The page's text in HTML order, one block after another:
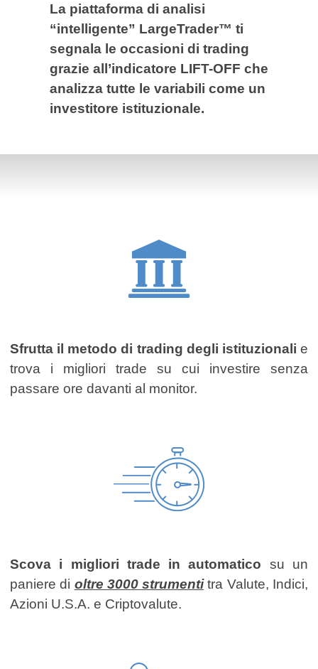
La piattaforma di analisi
“intelligente” LargeTrader™ ti
segnala le occasioni di trading
grazie all’indicatore LIFT-OFF che
analizza tutte le variabili come un
investitore istituzionale.
Sfrutta il metodo di trading degli istituzionali e
trova i migliori trade su cui investire senza
passare ore davanti al monitor.
Scova i migliori trade in automatico su un
paniere di oltre 3000 strumentitra Valute, Indici,
Azioni U.S.A. e Criptovalute.